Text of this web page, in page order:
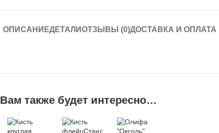
ОПИСАНИЕДЕТАЛИОТЗЫВЫ (0)ДОСТАВКА И ОПЛАТА
Вам также будет интересно…